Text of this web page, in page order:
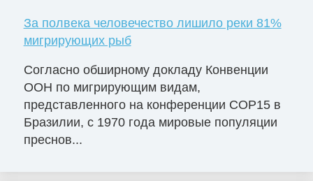
За полвека человечество лишило реки 81%
мигрирующих рыб
Согласно обширному докладу Конвенции
ООН по мигрирующим видам,
представленного на конференции COP15 в
Бразилии, с 1970 года мировые популяции
преснов...